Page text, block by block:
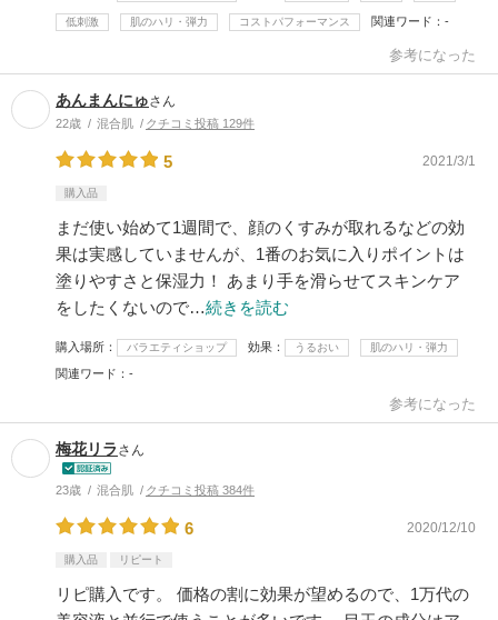
低刺激 肌のハリ・弾力 コストパフォーマンス 関連ワード -
参考になった
あんまんにゅさん
22歳 混合肌 クチコミ投稿 129件
5 2021/3/1
購入品
まだ使い始めて1週間で、顔のくすみが取れるなどの効
果は実感していませんが、1番のお気に入りポイントは
塗りやすさと保湿力！ あまり手を滑らせてスキンケア
をしたくないので…続きを読む
購入場所 バラエティショップ 効果 うるおい 肌のハリ・弾力
関連ワード -
参考になった
梅花リラ さん
23歳 混合肌 クチコミ投稿 384件
6 2020/12/10
購入品 リピート
リピ購入です。 価格の割に効果が望めるので、1万代の